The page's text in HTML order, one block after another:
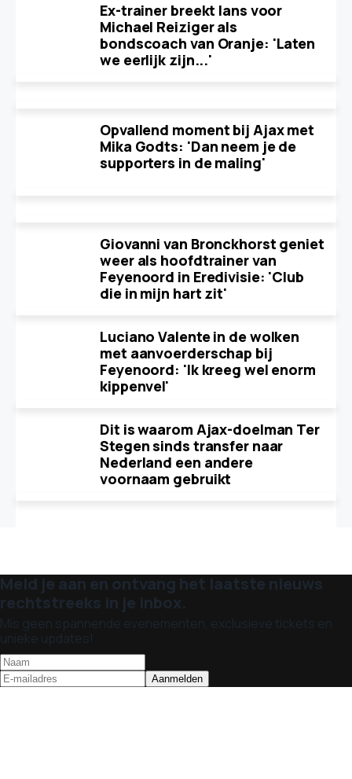
Ex-trainer breekt lans voor
Michael Reiziger als
bondscoach van Oranje: 'Laten
we eerlijk zijn...'
Opvallend moment bij Ajax met
Mika Godts: 'Dan neem je de
supporters in de maling'
Giovanni van Bronckhorst geniet
weer als hoofdtrainer van
Feyenoord in Eredivisie: 'Club
die in mijn hart zit'
Luciano Valente in de wolken
met aanvoerderschap bij
Feyenoord: 'Ik kreeg wel enorm
kippenvel'
Dit is waarom Ajax-doelman Ter
Stegen sinds transfer naar
Nederland een andere
voornaam gebruikt
Meld je aan en ontvang het laatste nieuws
rechtstreeks in je inbox.
Mis geen spannende evenementen, exclusieve tickets en
unieke updates!